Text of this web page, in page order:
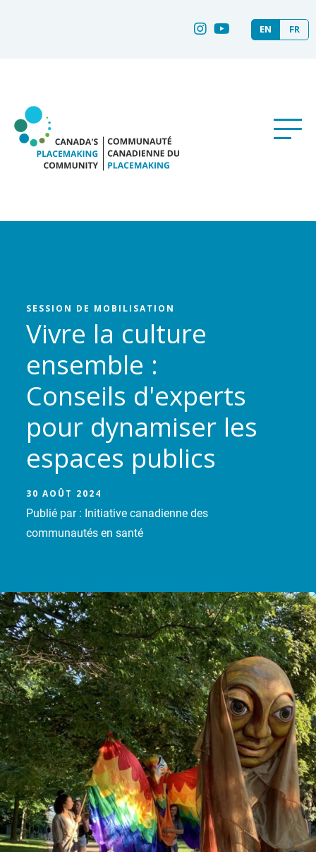
EN FR
SESSION DE MOBILISATION
Vivre la culture
ensemble :
Conseils d'experts
pour dynamiser les
espaces publics
30 AOÛT 2024
Publié par : Initiative canadienne des
communautés en santé